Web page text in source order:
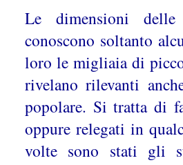
Le dimensioni
conoscono soltanto
loro le migliaia di
rivelano rilevanti
popolare. Si tratta di
oppure relegati in
volte sono stati gli